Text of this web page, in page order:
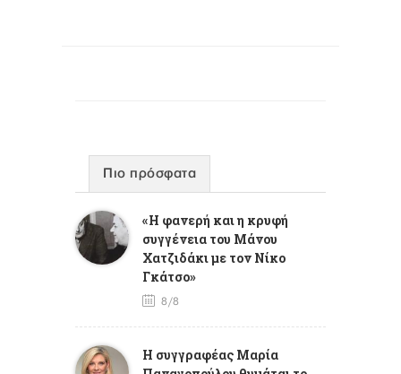
Πιο πρόσφατα
«Η φανερή και η κρυφή
συγγένεια του Μάνου
Χατζιδάκι με τον Νίκο
Γκάτσο»
8/8
Η συγγραφέας Μαρία